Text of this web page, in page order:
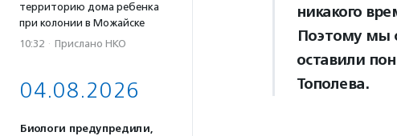
территорию дома ребенка
при колонии в Можайске
10:32 · Прислано НКО
04.08.2026
Биологи предупредили,
никакого
Поэтому мы
оставили
Тополева.